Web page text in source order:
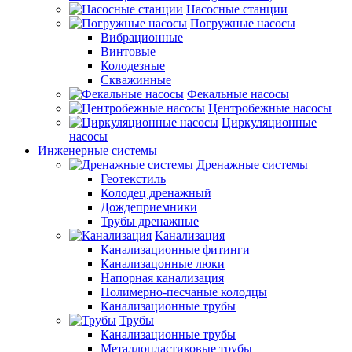
Насосные станции
Погружные насосы
Вибрационные
Винтовые
Колодезные
Скважинные
Фекальные насосы
Центробежные насосы
Циркуляционные
насосы
Инженерные системы
Дренажные системы
Геотекстиль
Колодец дренажный
Дождеприемники
Трубы дренажные
Канализация
Канализационные фитинги
Канализацонные люки
Напорная канализация
Полимерно-песчаные колодцы
Канализационные трубы
Трубы
Канализационные трубы
Металлопластиковые трубы